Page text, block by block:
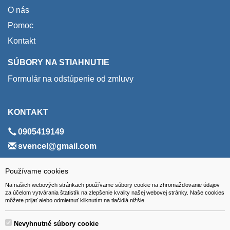
Používame cookies
Na našich webových stránkach používame súbory cookie na zhromažďovanie údajov
za účelom vytvárania štatistík na zlepšenie kvality našej webovej stránky. Naše cookies
môžete prijať alebo odmietnuť kliknutím na tlačidlá nižšie.
Nevyhnutné súbory cookie
O nás
Pomoc
Kontakt
SÚBORY NA STIAHNUTIE
Formulár na odstúpenie od zmluvy
KONTAKT
0905419149
svencel@gmail.com
ADRESA
VEST - tech s.r.o.
Hviezdoslavova 280/6, 965 01 Žiar nad Hronom
Slovakia (Slovak Republic)